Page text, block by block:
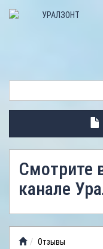
ТОВАРА
ПАЛАТОК
АНТИДОЖДЕВЫЕ
ТЕНТЫ
ВИДЕООБЗОР
Смотрите
канале
Отзывы